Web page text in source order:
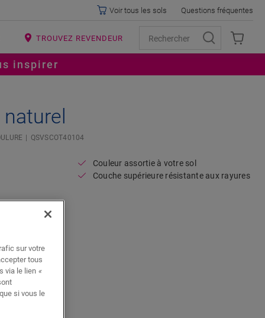
TROUVEZ REVENDEUR
Voir tous les sols Questions fréquentes
inspirer
QSVSCOT40104
Couleur assortie à votre sol
Couche supérieure résistante aux rayures
sur votre
tous
via le lien «
si vous le